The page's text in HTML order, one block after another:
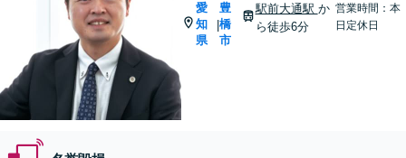
愛
知
県
|
豊
橋
市
駅前大通駅 か
ら徒歩6分
営業時間：本
日定休日